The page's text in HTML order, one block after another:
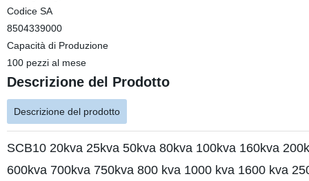
Codice SA
8504339000
Capacità di Produzione
100 pezzi al mese
Descrizione del Prodotto
Descrizione del prodotto
SCB10 20kva 25kva 50kva 80kva 100kva 160kva
600kva 700kva 750kva 800 kva 1000 kva 1600 kva